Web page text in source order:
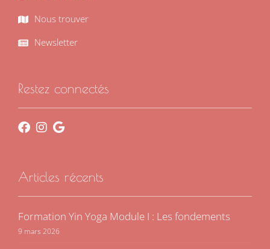
Nous trouver
Newsletter
Restez connectés
Articles récents
Formation Yin Yoga Module I : Les fondements
9 mars 2026